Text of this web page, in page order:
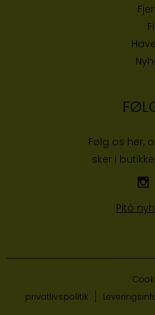
Følg os her,
sker i
Pitó
privatlivspolitik